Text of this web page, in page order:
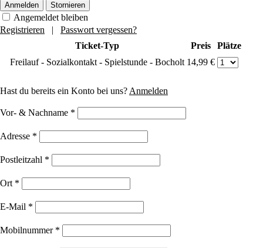
Anmelden Stornieren
Angemeldet bleiben
Registrieren
|
Passwort vergessen?
Ticket-Typ
Preis
Plätze
Freilauf - Sozialkontakt - Spielstunde - Bocholt 14,99 €
Hast du bereits ein Konto bei uns? Anmelden
Vor- & Nachname *
Adresse *
Postleitzahl *
Ort *
E-Mail *
Mobilnummer *